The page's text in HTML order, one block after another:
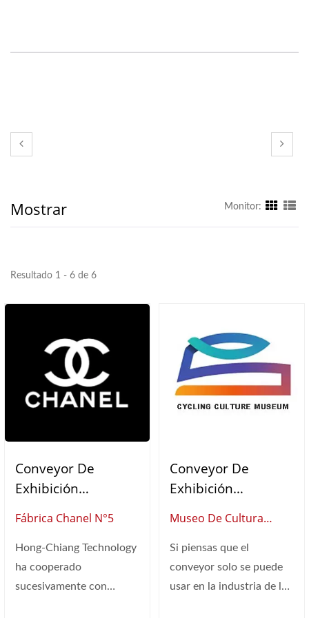
Mostrar Monitor:
Resultado 1 - 6 de 6
Conveyor De
Exhibición
Fábrica Chanel N°5
Hong-Chiang Technology
ha cooperado
sucesivamente con
Conveyor De
Exhibición
Museo De Cultura
Si piensas que el
conveyor solo se puede
usar en la industria de la